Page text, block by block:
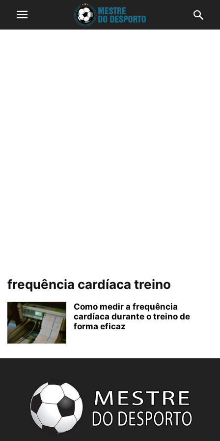
frequência cardíaca treino
Como medir a frequência
cardíaca durante o treino de
forma eficaz